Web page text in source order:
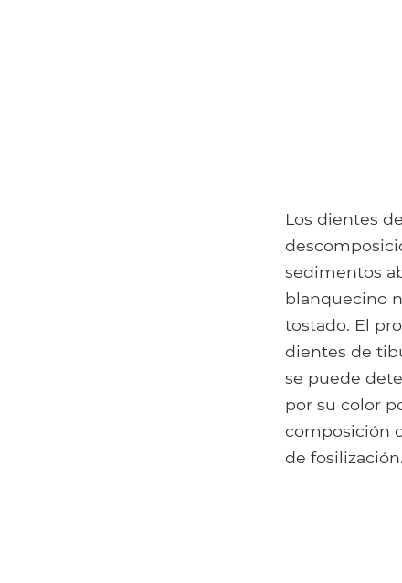
Los dientes
sedimentos
blanquecino
tostado. El
dientes de
se puede
por su color
composición
de